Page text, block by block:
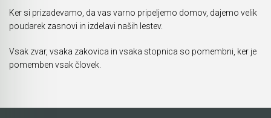
Ker si prizadevamo, da vas varno pripeljemo domov, dajemo velik
poudarek zasnovi in izdelavi naših lestev.
Vsak zvar, vsaka zakovica in vsaka stopnica so pomembni, ker je
pomemben vsak človek.
Akumulatorske hladilno grelne torbe
Akumulatorske vakumske črpalke za klime
Akumulatorski vezalci in rezalniki armature &